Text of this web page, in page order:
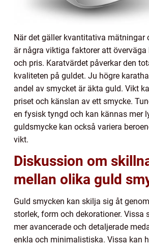
När det gäller kvantitativa mätningar
är några viktiga faktorer att överväga
och pris. Karatvärdet påverkar den
kvaliteten på guldet. Ju högre
andel av smycket är äkta guld. Vikt
priset och känslan av ett smycke.
en fysisk tyngd och kan kännas mer
guldsmycke kan också variera
vikt.
Diskussion om
mellan olika guld
Guld smycken kan skilja sig åt
storlek, form och dekorationer. Vissa
mer avancerade och detaljerade
enkla och minimalistiska. Vissa kan